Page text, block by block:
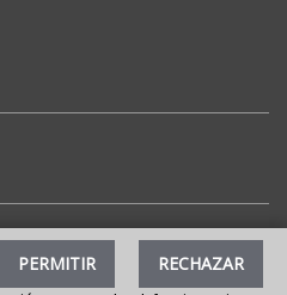
RECHAZAR
PERMITIR